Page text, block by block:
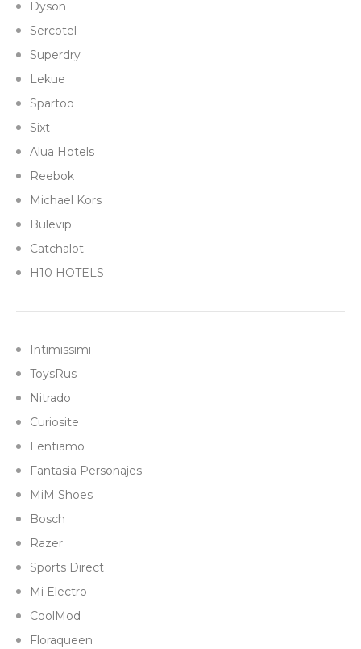
Dyson
Sercotel
Superdry
Lekue
Spartoo
Sixt
Alua Hotels
Reebok
Michael Kors
Bulevip
Catchalot
H10 HOTELS
Intimissimi
ToysRus
Nitrado
Curiosite
Lentiamo
Fantasia Personajes
MiM Shoes
Bosch
Razer
Sports Direct
Mi Electro
CoolMod
Floraqueen